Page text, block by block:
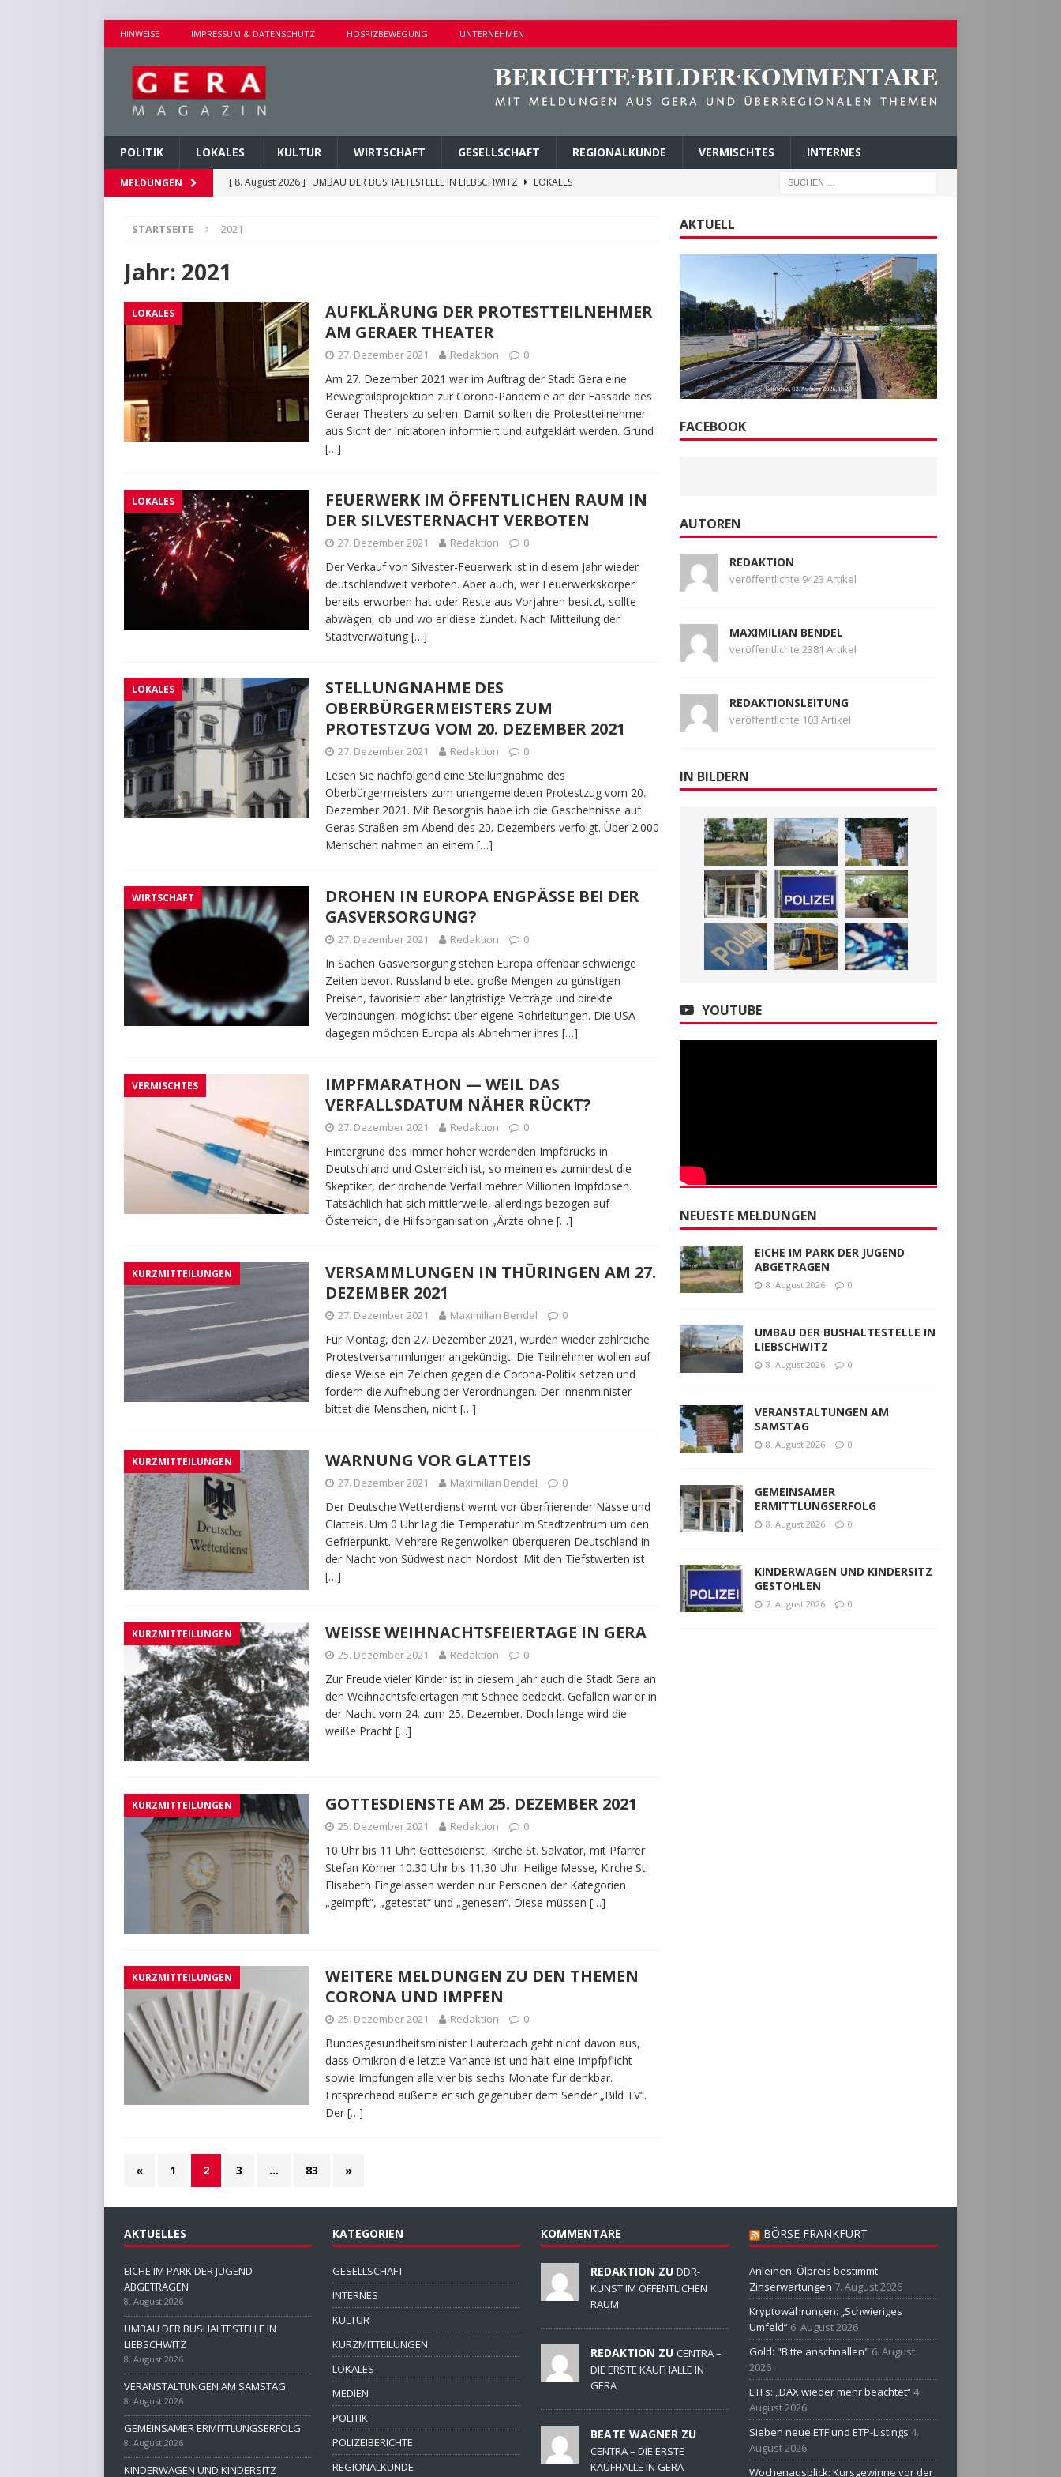
HINWEISE IMPRESSUM & DATENSCHUTZ HOSPIZBEWEGUNG UNTERNEHMEN
POLITIK LOKALES KULTUR WIRTSCHAFT GESELLSCHAFT REGIONALKUNDE VERMISCHTES INTERNES
MELDUNGEN [ 8. August 2026 ] UMBAU DER BUSHALTESTELLE IN LIEBSCHWITZ
LOKALES
[ 8. August 2026 ]
STARTSEITE 2021
Jahr: 2021
LOKALES
AUFKLÄRUNG DER PROTESTTEILNEHMER
AM GERAER THEATER
27. Dezember 2021 Redaktion 0
Am 27. Dezember 2021 war im Auftrag der Stadt Gera eine
Bewegtbildprojektion zur Corona-Pandemie an der Fassade des
Geraer Theaters zu sehen. Damit sollten die Protestteilnehmer
aus Sicht der Initiatoren informiert und aufgeklärt werden. Grund
[…]
LOKALES
FEUERWERK IM ÖFFENTLICHEN RAUM IN
DER SILVESTERNACHT VERBOTEN
27. Dezember 2021 Redaktion 0
Der Verkauf von Silvester-Feuerwerk ist in diesem Jahr wieder
deutschlandweit verboten. Aber auch, wer Feuerwerkskörper
bereits erworben hat oder Reste aus Vorjahren besitzt, sollte
abwägen, ob und wo er diese zündet. Nach Mitteilung der
Stadtverwaltung […]
LOKALES
STELLUNGNAHME DES
OBERBÜRGERMEISTERS ZUM
PROTESTZUG VOM 20. DEZEMBER 2021
27. Dezember 2021 Redaktion 0
Lesen Sie nachfolgend eine Stellungnahme des
Oberbürgermeisters zum unangemeldeten Protestzug vom 20.
Dezember 2021. Mit Besorgnis habe ich die Geschehnisse auf
Geras Straßen am Abend des 20. Dezembers verfolgt. Über 2.000
Menschen nahmen an einem […]
WIRTSCHAFT
DROHEN IN EUROPA ENGPÄSSE BEI DER
GASVERSORGUNG?
27. Dezember 2021 Redaktion 0
In Sachen Gasversorgung stehen Europa offenbar schwierige
Zeiten bevor. Russland bietet große Mengen zu günstigen
Preisen, favorisiert aber langfristige Verträge und direkte
Verbindungen, möglichst über eigene Rohrleitungen. Die USA
dagegen möchten Europa als Abnehmer ihres […]
VERMISCHTES
IMPFMARATHON — WEIL DAS
VERFALLSDATUM NÄHER RÜCKT?
27. Dezember 2021 Redaktion 0
Hintergrund des immer höher werdenden Impfdrucks in
Deutschland und Österreich ist, so meinen es zumindest die
Skeptiker, der drohende Verfall mehrer Millionen Impfdosen.
Tatsächlich hat sich mittlerweile, allerdings bezogen auf
Österreich, die Hilfsorganisation „Ärzte ohne […]
KURZMITTEILUNGEN
VERSAMMLUNGEN IN THÜRINGEN AM 27.
DEZEMBER 2021
27. Dezember 2021 Maximilian Bendel 0
Für Montag, den 27. Dezember 2021, wurden wieder zahlreiche
Protestversammlungen angekündigt. Die Teilnehmer wollen auf
diese Weise ein Zeichen gegen die Corona-Politik setzen und
fordern die Aufhebung der Verordnungen. Der Innenminister
bittet die Menschen, nicht […]
KURZMITTEILUNGEN WARNUNG VOR GLATTEIS
27. Dezember 2021 Maximilian Bendel 0
Der Deutsche Wetterdienst warnt vor überfrierender Nässe und
Glatteis. Um 0 Uhr lag die Temperatur im Stadtzentrum um den
Gefrierpunkt. Mehrere Regenwolken überqueren Deutschland in
der Nacht von Südwest nach Nordost. Mit den Tiefstwerten ist
[…]
KURZMITTEILUNGEN WEISSE WEIHNACHTSFEIERTAGE IN GERA
25. Dezember 2021 Redaktion 0
Zur Freude vieler Kinder ist in diesem Jahr auch die Stadt Gera an
den Weihnachtsfeiertagen mit Schnee bedeckt. Gefallen war er in
der Nacht vom 24. zum 25. Dezember. Doch lange wird die
weiße Pracht […]
KURZMITTEILUNGEN GOTTESDIENSTE AM 25. DEZEMBER 2021
25. Dezember 2021 Redaktion 0
10 Uhr bis 11 Uhr: Gottesdienst, Kirche St. Salvator, mit Pfarrer
Stefan Körner 10.30 Uhr bis 11.30 Uhr: Heilige Messe, Kirche St.
Elisabeth Eingelassen werden nur Personen der Kategorien
„geimpft“, „getestet“ und „genesen“. Diese müssen […]
KURZMITTEILUNGEN
WEITERE MELDUNGEN ZU DEN THEMEN
CORONA UND IMPFEN
25. Dezember 2021 Redaktion 0
Bundesgesundheitsminister Lauterbach geht nicht davon aus,
dass Omikron die letzte Variante ist und hält eine Impfpflicht
sowie Impfungen alle vier bis sechs Monate für denkbar.
Entsprechend äußerte er sich gegenüber dem Sender „Bild TV“.
Der […]
« 1 2 3 … 83 »
AKTUELL
FACEBOOK
AUTOREN
REDAKTION
veröffentlichte 9423 Artikel
MAXIMILIAN BENDEL
veröffentlichte 2381 Artikel
REDAKTIONSLEITUNG
veröffentlichte 103 Artikel
IN BILDERN
YOUTUBE
NEUESTE MELDUNGEN
EICHE IM PARK DER JUGEND
ABGETRAGEN
8. August 2026 0
UMBAU DER BUSHALTESTELLE IN
LIEBSCHWITZ
8. August 2026 0
VERANSTALTUNGEN AM
SAMSTAG
8. August 2026 0
GEMEINSAMER
ERMITTLUNGSERFOLG
8. August 2026 0
KINDERWAGEN UND KINDERSITZ
GESTOHLEN
7. August 2026 0
AKTUELLES
EICHE IM PARK DER JUGEND
ABGETRAGEN
8. August 2026
UMBAU DER BUSHALTESTELLE IN
LIEBSCHWITZ
8. August 2026
VERANSTALTUNGEN AM SAMSTAG
8. August 2026
GEMEINSAMER ERMITTLUNGSERFOLG
8. August 2026
KINDERWAGEN UND KINDERSITZ
KATEGORIEN
GESELLSCHAFT
INTERNES
KULTUR
KURZMITTEILUNGEN
LOKALES
MEDIEN
POLITIK
POLIZEIBERICHTE
REGIONALKUNDE
KOMMENTARE
REDAKTION ZU DDR-
KUNST IM ÖFFENTLICHEN
RAUM
REDAKTION ZU CENTRA –
DIE ERSTE KAUFHALLE IN
GERA
BEATE WAGNER ZU
CENTRA – DIE ERSTE
KAUFHALLE IN GERA
BÖRSE FRANKFURT
Anleihen: Ölpreis bestimmt
Zinserwartungen 7. August 2026
Kryptowährungen: „Schwieriges
Umfeld“ 6. August 2026
Gold: "Bitte anschnallen" 6. August
2026
ETFs: „DAX wieder mehr beachtet“4.
August 2026
Sieben neue ETF und ETP-Listings 4.
August 2026
Wochenausblick: Kursgewinne vor der